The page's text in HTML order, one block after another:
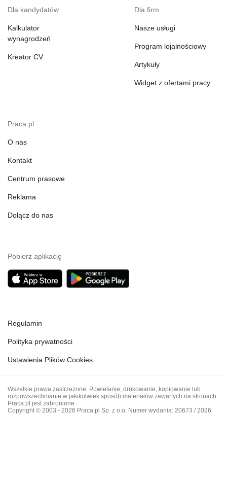
Dla kandydatów
Kalkulator
wynagrodzeń
Kreator CV
Dla firm
Nasze usługi
Program lojalnościowy
Artykuły
Widget z ofertami pracy
Praca.pl
O nas
Kontakt
Centrum prasowe
Reklama
Dołącz do nas
Pobierz aplikację
Regulamin
Polityka prywatności
Ustawienia Plików Cookies
Wszelkie prawa zastrzeżone. Powielanie, drukowanie, kopiowanie lub
rozpowszechnianie w jakikolwiek sposób materiałów zawartych na stronach
Praca.pl jest zabronione.
Copyright © 2003 - 2026 Praca.pl Sp. z o.o. Numer wydania: 20673 / 2026